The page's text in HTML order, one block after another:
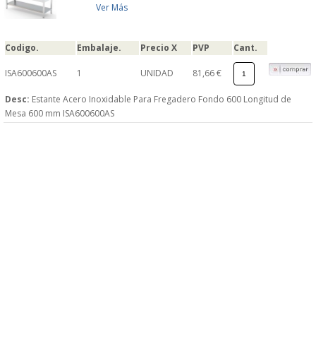
Ver Más
Codigo. Embalaje. Precio X PVP Cant.
ISA600600AS 1 UNIDAD 81,66 €
Desc: Estante Acero Inoxidable Para Fregadero Fondo 600 Longitud de
Mesa 600 mm ISA600600AS